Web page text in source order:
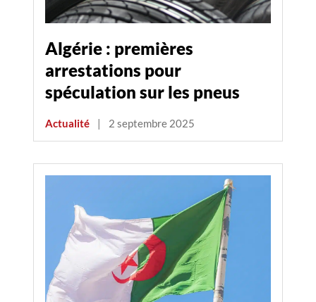
Algérie : premières
arrestations pour
spéculation sur les pneus
Actualité | 2 septembre 2025